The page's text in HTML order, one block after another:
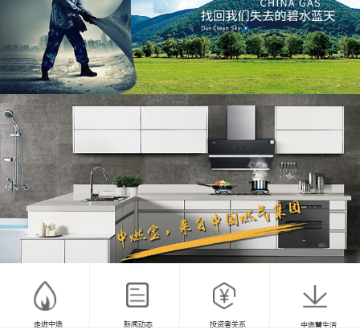
走进中燃 新闻动态 投资者关系 中燃慧生活